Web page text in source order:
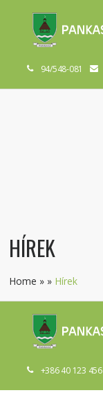
94/548-081
HÍREK
Home » » Hírek
+386 40 123 456